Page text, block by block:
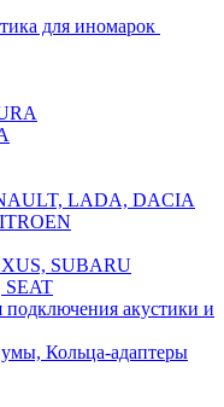
для иномарок
LADA, DACIA
SUBARU
подключения акустики и
Кольца-адаптеры